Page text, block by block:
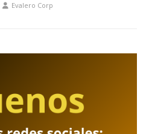
Evalero Corp